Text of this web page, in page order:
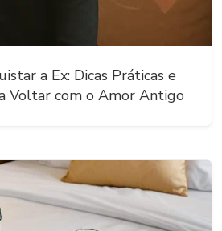
a Ex: Dicas Práticas e
Voltar com o Amor Antigo